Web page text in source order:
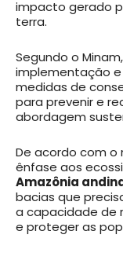
impacto gerado
terra.
Segundo o
implementação
medidas de
para prevenir e
abordagem
De acordo com o
ênfase aos
Amazônia
bacias que
a capacidade de
e proteger as